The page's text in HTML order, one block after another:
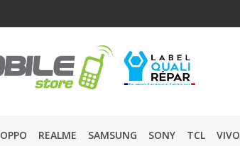
OPPO REALME SAMSUNG SONY TCL VIVO